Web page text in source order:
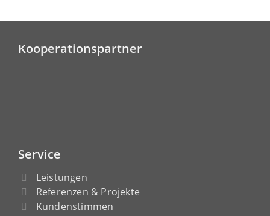
Kooperationspartner
Service
Leistungen
Referenzen & Projekte
Kundenstimmen